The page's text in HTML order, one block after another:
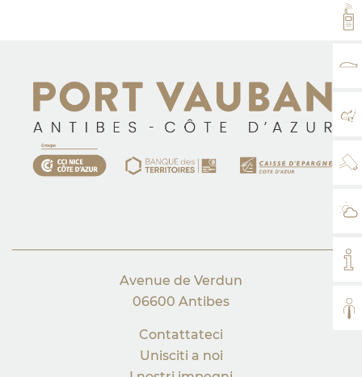
IL
IL
Avenue de Verdun
06600 Antibes
Contattateci
Unisciti a noi